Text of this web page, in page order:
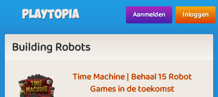
Playtopia Aanmelden Inloggen
Building Robots
Time Machine | Behaal 15 Robot
Games in de toekomst